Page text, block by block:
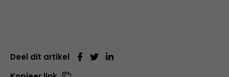
Deel dit artikel